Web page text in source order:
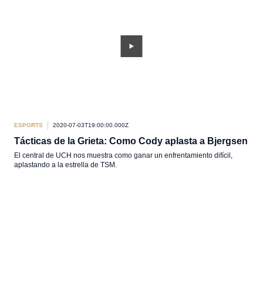
ESPORTS 2020-07-03T19:00:00.000Z
Tácticas de la Grieta: Como Cody aplasta a Bjergsen
El central de UCH nos muestra como ganar un enfrentamiento difícil,
aplastando a la estrella de TSM.